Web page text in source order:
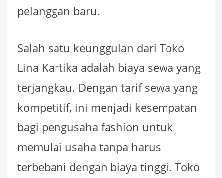
pelanggan baru.
Salah satu keunggulan dari Toko
Lina Kartika adalah biaya sewa yang
terjangkau. Dengan tarif sewa yang
kompetitif, ini menjadi kesempatan
bagi pengusaha fashion untuk
memulai usaha tanpa harus
terbebani dengan biaya tinggi. Toko